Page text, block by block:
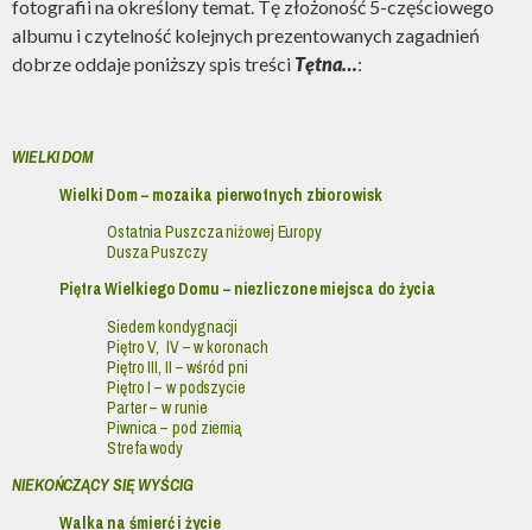
fotografii na określony temat. Tę złożoność 5-częściowego
albumu i czytelność kolejnych prezentowanych zagadnień
dobrze oddaje poniższy spis treści Tętna…:
WIELKI DOM
Wielki Dom – mozaika pierwotnych zbiorowisk
Ostatnia Puszcza niżowej Europy
Dusza Puszczy
Piętra Wielkiego Domu – niezliczone miejsca do życia
Siedem kondygnacji
Piętro V, IV – w koronach
Piętro III, II – wśród pni
Piętro I – w podszycie
Parter – w runie
Piwnica – pod ziemią
Strefa wody
NIEKOŃCZĄCY SIĘ WYŚCIG
Walka na śmierć i życie